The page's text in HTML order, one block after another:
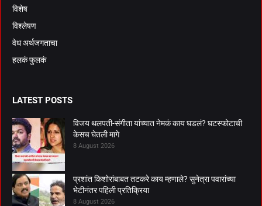
विशेष
विश्लेषण
वेध अर्थजगताचा
हलकं फुलकं
LATEST POSTS
विजय थलपती-संगीता यांच्यात नेमकं काय घडलं? घटस्फोटाची
केसच घेतली मागे
8 August 2026
प्रशांत किशोरांबाबत तटकरे काय म्हणाले? सुनेत्रा पवारांच्या
भेटीनंतर पहिली प्रतिक्रिया
8 August 2026